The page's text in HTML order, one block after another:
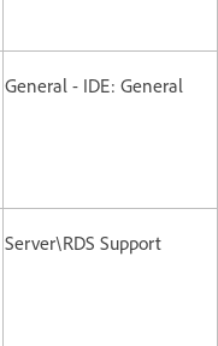
General - IDE: General
Server\RDS Support